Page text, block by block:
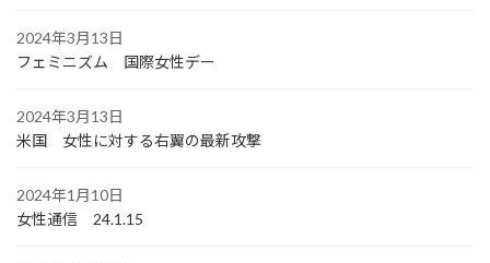
2024年3月13日
フェミニズム 国際女性デー
2024年3月13日
米国 女性に対する右翼の最新攻撃
2024年1月10日
女性通信 24.1.15